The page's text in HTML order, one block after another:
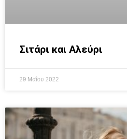
Σιτάρι και Αλεύρι
29 Μαΐου 2022